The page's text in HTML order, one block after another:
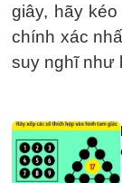
giây, hãy
chính xác
suy nghĩ như